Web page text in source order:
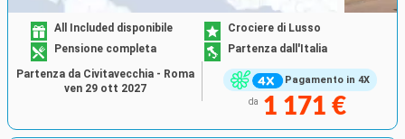
Pagamento in 4X
All Included disponibile
Crociere di Lusso
Pensione completa
Partenza dall'Italia
da 1 171 €
Partenza da Civitavecchia - Roma
ven 29 ott 2027